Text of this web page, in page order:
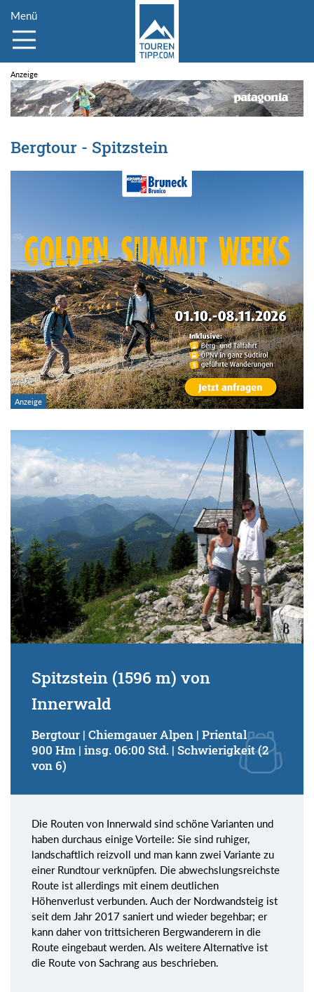
Menü
Bergtour - Spitzstein
Spitzstein (1596 m) von
Innerwald
Bergtour | Chiemgauer Alpen | Priental
900 Hm | insg. 06:00 Std. | Schwierigkeit (2
von 6)
Die Routen von Innerwald sind schöne Varianten und
haben durchaus einige Vorteile: Sie sind ruhiger,
landschaftlich reizvoll und man kann zwei Variante zu
einer Rundtour verknüpfen. Die abwechslungsreichste
Route ist allerdings mit einem deutlichen
Höhenverlust verbunden. Auch der Nordwandsteig ist
seit dem Jahr 2017 saniert und wieder begehbar; er
kann daher von trittsicheren Bergwanderern in die
Route eingebaut werden. Als weitere Alternative ist
die Route von Sachrang aus beschrieben.